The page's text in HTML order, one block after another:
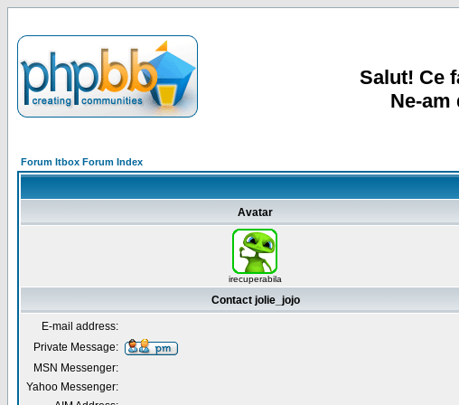
Salut! Ce
Ne-am
Forum Itbox Forum Index
Avatar
irecuperabila
Contact jolie_jojo
E-mail address:
Private Message:
MSN Messenger:
Yahoo Messenger: